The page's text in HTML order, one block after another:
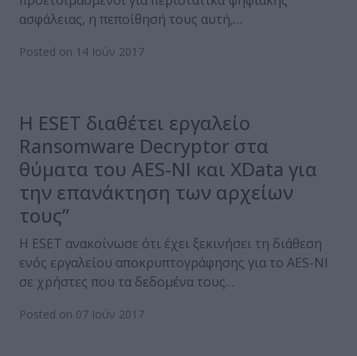
ασφάλειας, η πεποίθησή τους αυτή,…
Posted on 14 Ιούν 2017
Η ESET διαθέτει εργαλείο
Ransomware Decryptor στα
θύματα του AES-NI και XData για
την επανάκτηση των αρχείων
τους”
Η ESET ανακοίνωσε ότι έχει ξεκινήσει τη διάθεση
ενός εργαλείου αποκρυπτογράφησης για το AES-NI
σε χρήστες που τα δεδομένα τους…
Posted on 07 Ιούν 2017